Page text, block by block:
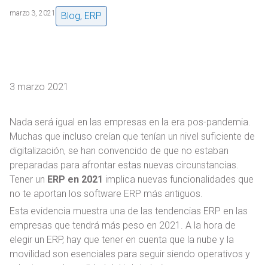
marzo 3, 2021 Blog, ERP
3 marzo 2021
Nada será igual en las empresas en la era pos-pandemia.
Muchas que incluso creían que tenían un nivel suficiente de
digitalización, se han convencido de que no estaban
preparadas para afrontar estas nuevas circunstancias.
Tener un ERP en 2021 implica nuevas funcionalidades que
no te aportan los software ERP más antiguos.
Esta evidencia muestra una de las tendencias ERP en las
empresas que tendrá más peso en 2021. A la hora de
elegir un ERP, hay que tener en cuenta que la nube y la
movilidad son esenciales para seguir siendo operativos y